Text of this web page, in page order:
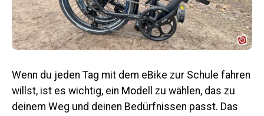
Wenn du jeden Tag mit dem eBike zur Schule fahren
willst, ist es wichtig, ein Modell zu wählen, das zu
deinem Weg und deinen Bedürfnissen passt. Das